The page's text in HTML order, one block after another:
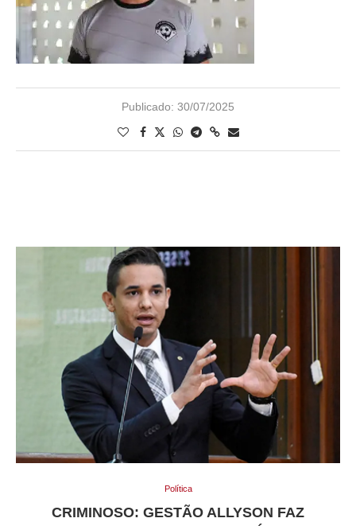
Publicado: 30/07/2025
Política
CRIMINOSO: GESTÃO ALLYSON FAZ